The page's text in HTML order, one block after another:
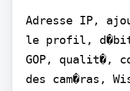
Adresse IP,
le profil, d�bit,
GOP, qualit�,
des cam�ras,